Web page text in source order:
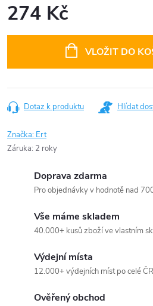
274 Kč
VLOŽIT DO
Dotaz k produktu Hlídat
Značka: Ert
Záruka: 2 roky
Doprava zdarma
Pro objednávky v hodnotě nad
Vše máme skladem
40.000+ kusů zboží ve vlastním
Výdejní místa
12.000+ výdejních míst po celé
Ověřený obchod